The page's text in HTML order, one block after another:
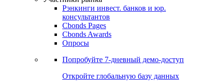
ESG
Сукук
Ломбардные списки
Участники рынка
Рэнкинги инвест. банков и юр.
Cbonds Pages
Опросы